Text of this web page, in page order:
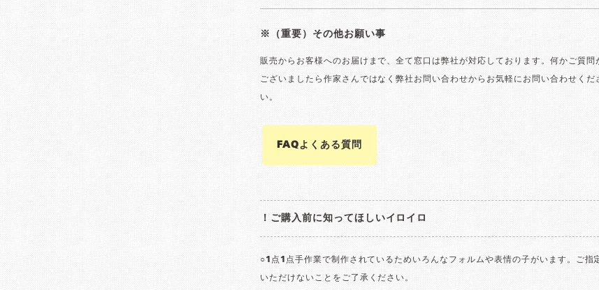
※（重要）その他お願い事
販売からお客様へのお届けまで、全て窓口は弊社が対応しております。何かご質問
ございましたら作家さんではなく弊社お問い合わせからお気軽にお問い合わせくだ
い。
FAQよくある質問
！ご購入前に知ってほしいイロイロ
○1点1点手作業で制作されているためいろんなフォルムや表情の子がいます。ご指
いただけないことをご了承ください。